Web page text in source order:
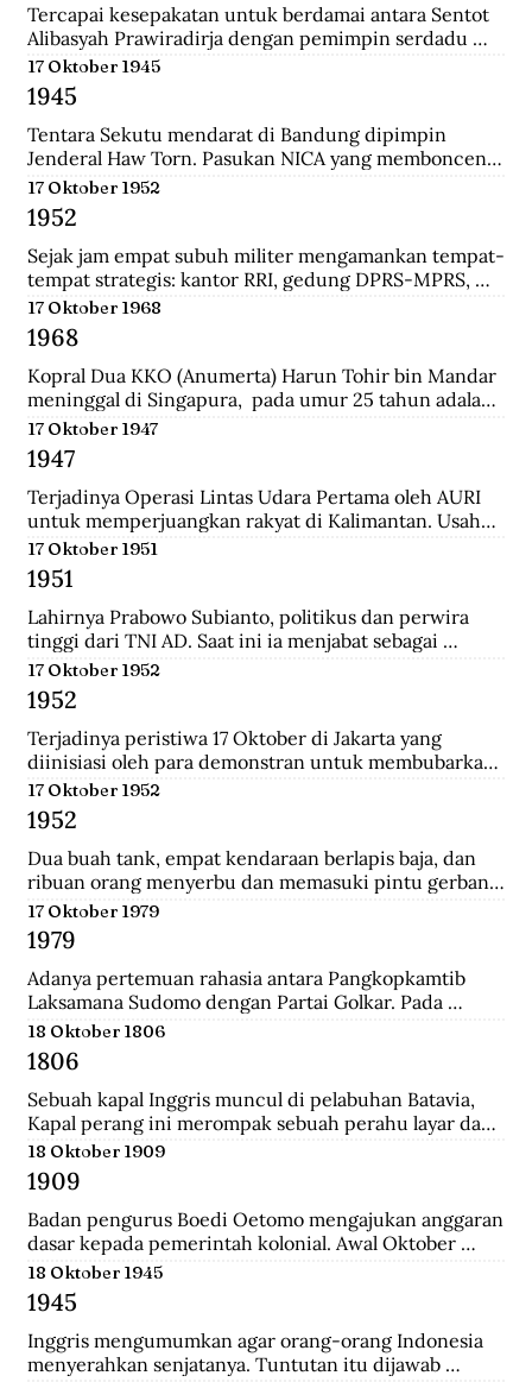
Tercapai kesepakatan untuk berdamai antara Sentot
Alibasyah Prawiradirja dengan pemimpin serdadu
Belanda sehingga Sentot menghentikan peperangan.
Sentot Alibasyah (Pasha 'yang tinggi') menjadi
panglima di pasukan Diponegoro waktu masih
berumur 17 tahun. Ia adalah keturunan bupati
Madiun.
17 Oktober 1945
1945
Tentara Sekutu mendarat di Bandung dipimpin
Jenderal Haw Torn. Pasukan NICA yang membonceng
Sekutu berusaha mengembalikan kekuasaan Belanda
di Indonesia. Secara sepihak Sekutu meminta agar
senjata yang dilucuti pasukan TKR dari tentara
Jepang diserahkan kepada Sekutu.
17 Oktober 1952
1952
Sejak jam empat subuh militer mengamankan tempat-
tempat strategis: kantor RRI, gedung DPRS-MPRS,
dan stasiun-stasiun keretapi. Pukul delapan pagi,
kerumuman massa menjalar; mereka diangkut dari
pabrik-pabrik di luar kota, sisanya dari Jakarta
dikelola jagoan-jagoan Betawi. Tentara mengorganisir
demonstrasi itu, dengan dukungan tank dan artileri,
bergerak ke istana presiden, menuntut pembubaran
parlemen.
17 Oktober 1968
1968
Kopral Dua KKO (Anumerta) Harun Tohir bin Mandar
meninggal di Singapura,  pada umur 25 tahun adalah
salah satu dari dua anggota KKO Korps Komando; kini
disebut Korps Marinir Indonesia yang ditangkap di
Singapura pada saat terjadinya Konfrontasi dengan
Malaysia. Bersama dengan seorang anggota KKO
lainnya bernama Usman, ia dihukum gantung oleh
pemerintah Singapura pada Oktober 1968 dengan
tuduhan meletakkan bom di wilayah pusat kota
Singapura yang padat pada 10 Maret 1965.
17 Oktober 1947
1947
Terjadinya Operasi Lintas Udara Pertama oleh AURI
untuk memperjuangkan rakyat di Kalimantan. Usaha
ini berhasil menerobos blokade udara Belanda dan
berhasil menerjunkan pasukan didaratan Kalimantan
dan membantu pasukan gerilaya dalam melawan
NICA.
17 Oktober 1951
1951
Lahirnya Prabowo Subianto, politikus dan perwira
tinggi dari TNI AD. Saat ini ia menjabat sebagai
Menteri Pertahanan.
17 Oktober 1952
1952
Terjadinya peristiwa 17 Oktober di Jakarta yang
diinisiasi oleh para demonstran untuk membubarkan
Parlemen Indonesia akibat korupsi yang meluas dan
memburuk di Indonesia.
17 Oktober 1952
1952
Dua buah tank, empat kendaraan berlapis baja, dan
ribuan orang menyerbu dan memasuki pintu gerbang
Istana Merdeka, kediaman Presiden Sukarno. Mereka
berkerumun dan menggelar spanduk yang
bertuliskan "Bubarkan Parlemen"!.
17 Oktober 1979
1979
Adanya pertemuan rahasia antara Pangkopkamtib
Laksamana Sudomo dengan Partai Golkar. Pada
pertemuan ini mengecam gagasan ABRI mesti
berpihak pada penguasa jelang Pemilu 1982.
18 Oktober 1806
1806
Sebuah kapal Inggris muncul di pelabuhan Batavia,
Kapal perang ini merompak sebuah perahu layar dan
perahu fregat. Setelah kejatuhan Tanjung Harapan,
Inggris berupaya untuk memblokade Pulau Jawa ,
yang merupakan langkah awal sebelum
merealisasikan rencana besarnya , yakni menguasai
Pulau Jawa.
18 Oktober 1909
1909
Badan pengurus Boedi Oetomo mengajukan anggaran
dasar kepada pemerintah kolonial. Awal Oktober
1909, Boedi Oetomo menyelenggrakan konggres
untuk menentukan arah perjuangan organisasi.
Konggres itu berjalan alot, kaum tua seperti Wahidin
Sudirohusodo dan Radjiman Wedyodiningrat
menghendaki pendidikan untuk kaum priyayi,
18 Oktober 1945
1945
Inggris mengumumkan agar orang-orang Indonesia
menyerahkan senjatanya. Tuntutan itu dijawab